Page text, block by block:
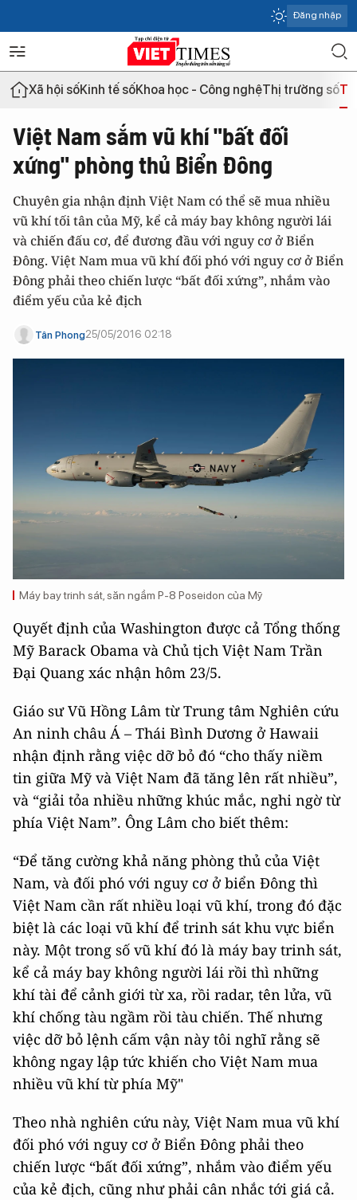
Đăng nhập
Xã hội sốKinh tế sốKhoa học - Công nghệThị trường số
Việt Nam sắm vũ khí "bất đối
xứng" phòng thủ Biển Đông
Chuyên gia nhận định Việt Nam có thể sẽ mua nhiều
vũ khí tối tân của Mỹ, kể cả máy bay không người lái
và chiến đấu cơ, để đương đầu với nguy cơ ở Biển
Đông. Việt Nam mua vũ khí đối phó với nguy cơ ở Biển
Đông phải theo chiến lược “bất đối xứng”, nhắm vào
điểm yếu của kẻ địch
Tân Phong25/05/2016 02:18
Máy bay trinh sát, săn ngầm P-8 Poseidon của Mỹ
Quyết định của Washington được cả Tổng thống
Mỹ Barack Obama và Chủ tịch Việt Nam Trần
Đại Quang xác nhận hôm 23/5.
Giáo sư Vũ Hồng Lâm từ Trung tâm Nghiên cứu
An ninh châu Á – Thái Bình Dương ở Hawaii
nhận định rằng việc dỡ bỏ đó “cho thấy niềm
tin giữa Mỹ và Việt Nam đã tăng lên rất nhiều”,
và “giải tỏa nhiều những khúc mắc, nghi ngờ từ
phía Việt Nam”. Ông Lâm cho biết thêm:
“Để tăng cường khả năng phòng thủ của Việt
Nam, và đối phó với nguy cơ ở biển Đông thì
Việt Nam cần rất nhiều loại vũ khí, trong đó đặc
biệt là các loại vũ khí để trinh sát khu vực biển
này. Một trong số vũ khí đó là máy bay trinh sát,
kể cả máy bay không người lái rồi thì những
khí tài để cảnh giới từ xa, rồi radar, tên lửa, vũ
khí chống tàu ngầm rồi tàu chiến. Thế nhưng
việc dỡ bỏ lệnh cấm vận này tôi nghĩ rằng sẽ
không ngay lập tức khiến cho Việt Nam mua
nhiều vũ khí từ phía Mỹ"
Theo nhà nghiên cứu này, Việt Nam mua vũ khí
đối phó với nguy cơ ở Biển Đông phải theo
chiến lược “bất đối xứng”, nhắm vào điểm yếu
của kẻ địch, cũng như phải cân nhắc tới giá cả.